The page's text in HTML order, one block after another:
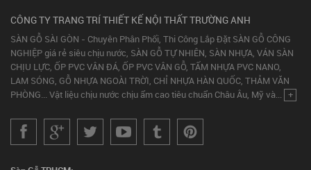
CÔNG TY TRANG TRÍ THIẾT KẾ NỘI THẤT TRƯỜNG ANH
SÀN GỖ SÀI GÒN - Chuyên Phân Phối, Thi Công Lắp Đặt SÀN GỖ CÔNG
NGHIỆP giá rẻ siêu chịu nước, SÀN GỖ TỰ NHIÊN, SÀN NHỰA, VÁN SÀN
CHỊU LỰC, ỐP PVC VÂN ĐÁ, ỐP PVC VÂN GỖ, TẤM NHỰA PVC NANO,
LAM SÓNG, GỖ NHỰA NGOÀI TRỜI, CHỈ NHỰA HÀN QUỐC, THẢM VĂN
PHÒNG... Vật liệu chịu nước chịu ẩm cao tiêu chuẩn Châu Âu, Mỹ và... +